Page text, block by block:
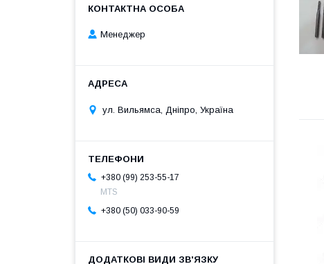
Менеджер
ул. Вильямса, Дніпро, Україна
+380 (99) 253-55-17
MTS
+380 (50) 033-90-59